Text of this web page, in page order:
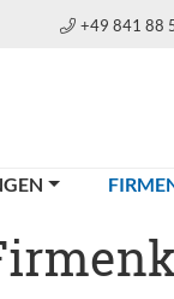
+49 841 88